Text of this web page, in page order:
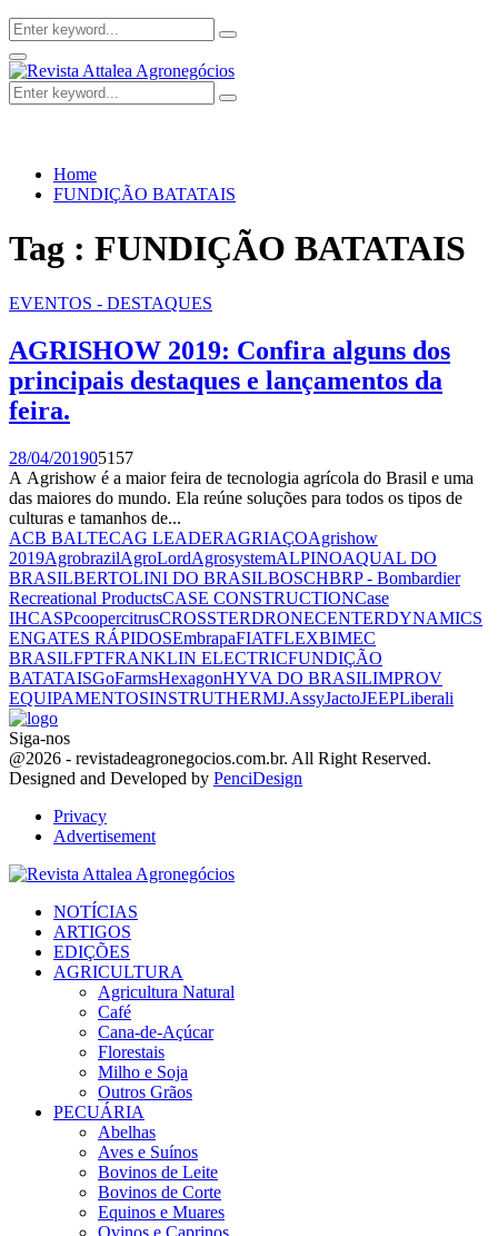
Search
for:
Search
Facebook
Twitter
Instagram
Linkedin
Youtube
Email
Primary
Menu
Search
for:
Search
Home
FUNDIÇÃO BATATAIS
Tag : FUNDIÇÃO BATATAIS
EVENTOS - DESTAQUES
AGRISHOW 2019: Confira alguns dos
principais destaques e lançamentos da
feira.
28/04/201905157
A Agrishow é a maior feira de tecnologia agrícola do Brasil e uma
das maiores do mundo. Ela reúne soluções para todos os tipos de
culturas e tamanhos de...
ACB BALTECAG LEADERAGRIAÇOAgrishow
2019AgrobrazilAgroLordAgrosystemALPINOAQUAL DO
BRASILBERTOLINI DO BRASILBOSCHBRP - Bombardier
Recreational ProductsCASE CONSTRUCTIONCase
IHCASPcoopercitrusCROSSTERDRONECENTERDYNAMICS
ENGATES RÁPIDOSEmbrapaFIATFLEXBIMEC
BRASILFPTFRANKLIN ELECTRICFUNDIÇÃO
BATATAISGoFarmsHexagonHYVA DO BRASILIMPROV
EQUIPAMENTOSINSTRUTHERMJ.AssyJactoJEEPLiberali
Siga-nos
Facebook
Twitter
Instagram
Linkedin
Youtube
Email
@2026 - revistadeagronegocios.com.br. All Right Reserved.
Designed and Developed by PenciDesign
Privacy
Advertisement
NOTÍCIAS
ARTIGOS
EDIÇÕES
AGRICULTURA
Agricultura Natural
Café
Cana-de-Açúcar
Florestais
Milho e Soja
Outros Grãos
PECUÁRIA
Abelhas
Aves e Suínos
Bovinos de Leite
Bovinos de Corte
Equinos e Muares
Ovinos e Caprinos